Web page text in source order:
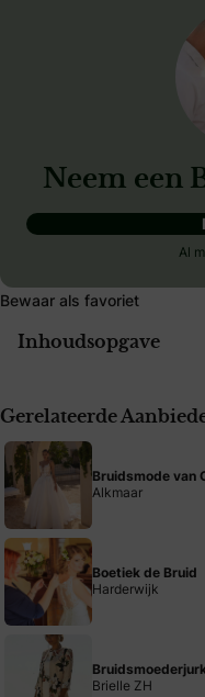
Neem een
Al
Bewaar als favoriet
Inhoudsopgave
Gerelateerde
Bruidsmode van
Alkmaar
Boetiek de Bruid
Harderwijk
Brielle ZH